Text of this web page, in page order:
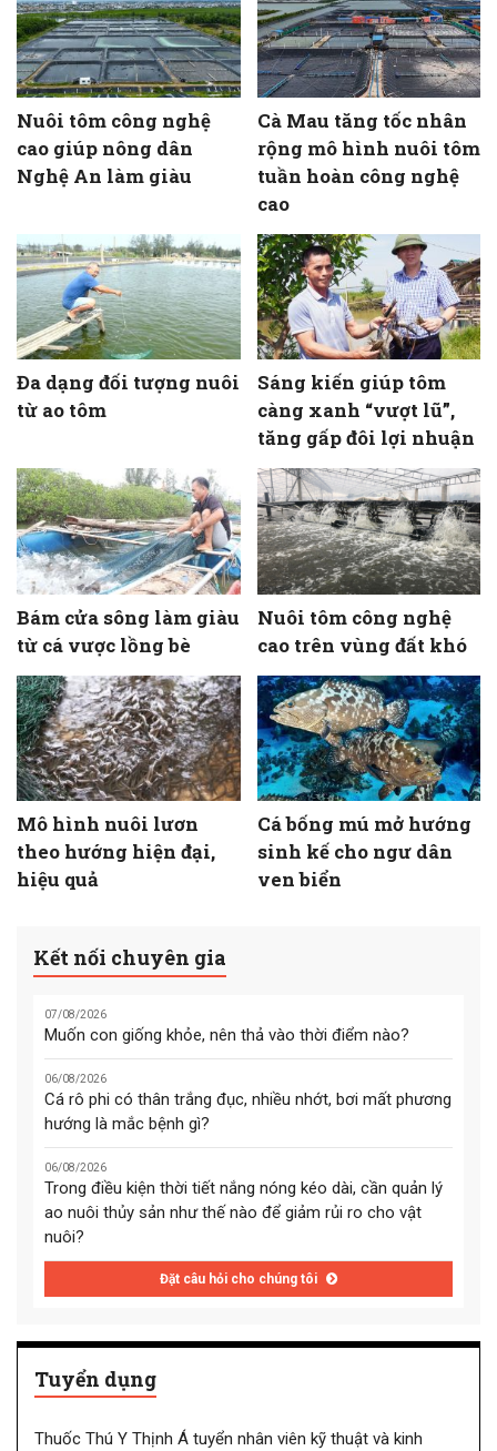
Nuôi tôm công nghệ
cao giúp nông dân
Nghệ An làm giàu
Cà Mau tăng tốc nhân
rộng mô hình nuôi tôm
tuần hoàn công nghệ
cao
Đa dạng đối tượng nuôi
từ ao tôm
Sáng kiến giúp tôm
càng xanh “vượt lũ”,
tăng gấp đôi lợi nhuận
Bám cửa sông làm giàu
từ cá vược lồng bè
Nuôi tôm công nghệ
cao trên vùng đất khó
Mô hình nuôi lươn
theo hướng hiện đại,
hiệu quả
Cá bống mú mở hướng
sinh kế cho ngư dân
ven biển
Kết nối chuyên gia
07/08/2026
Muốn con giống khỏe, nên thả vào thời điểm nào?
06/08/2026
Cá rô phi có thân trắng đục, nhiều nhớt, bơi mất phương
hướng là mắc bệnh gì?
06/08/2026
Trong điều kiện thời tiết nắng nóng kéo dài, cần quản lý
ao nuôi thủy sản như thế nào để giảm rủi ro cho vật
nuôi?
Đặt câu hỏi cho chúng tôi
Tuyển dụng
Thuốc Thú Y Thịnh Á tuyển nhân viên kỹ thuật và kinh